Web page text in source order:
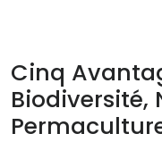
Cinq
Biodiversité,